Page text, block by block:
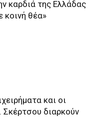
καρδιά της Ελλάδας
κοινή θέα»
και οι
Σκέρτσου διαρκούν